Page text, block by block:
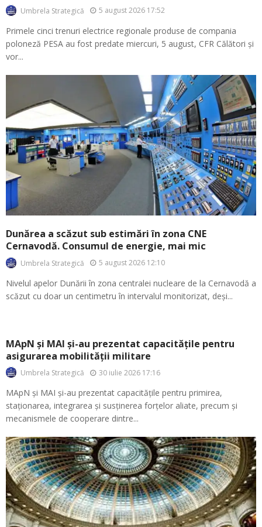
Umbrela Strategică 5 august 2026 17:52
Primele cinci trenuri electrice regionale produse de compania
poloneză PESA au fost predate miercuri, 5 august, CFR Călători și
vor...
Dunărea a scăzut sub estimări în zona CNE
Cernavodă. Consumul de energie, mai mic
Umbrela Strategică 5 august 2026 12:10
Nivelul apelor Dunării în zona centralei nucleare de la Cernavodă a
scăzut cu doar un centimetru în intervalul monitorizat, deși...
MApN și MAI și-au prezentat capacitățile pentru
asigurarea mobilității militare
Umbrela Strategică 30 iulie 2026 17:16
MApN și MAI și-au prezentat capacitățile pentru primirea,
staționarea, integrarea și susținerea forțelor aliate, precum și
mecanismele de cooperare dintre...